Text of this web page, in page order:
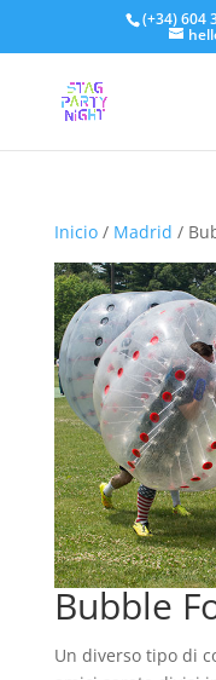
(+34) 604
Inicio/ Madrid /
Bubble
Un diverso tipo di